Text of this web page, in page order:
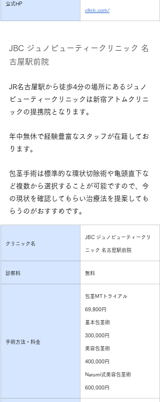
公式HP
clinic.com/
JBC ジュノビューティークリニック 名
古屋駅前院
JR名古屋駅から徒歩4分の場所にあるジュノ
ビューティークリニックは新宿アトムクリニ
ックの提携院となります。
年中無休で経験豊富なスタッフが在籍してお
ります。
包茎手術は標準的な環状切除術や亀頭直下な
ど複数から選択することが可能ですので、今
の現状を確認してもらい治療法を提案しても
らうのがおすすめです。
クリニック名
JBC ジュノビューティークリ
ニック 名古屋駅前院
診察料 無料
手術方法・料金
包茎MTトライアル
69,800円
基本包茎術
300,000円
美容包茎術
400,000円
Narumi式美容包茎術
600,000円